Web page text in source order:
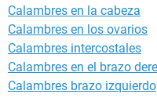
Calambres en la cabeza
Calambres en los ovarios
Calambres intercostales
Calambres en el brazo
Calambres brazo izquierdo